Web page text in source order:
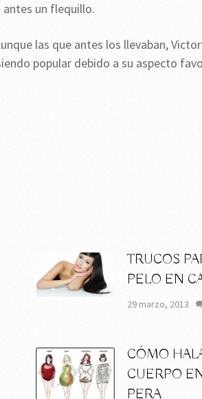
antes un flequillo.
las que antes los llevaban,
popular debido a su aspecto
TRUCOS
PELO EN
29 marzo, 2013
CÓMO
CUERPO
PERA